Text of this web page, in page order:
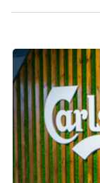
рассказывает,
бесконечных